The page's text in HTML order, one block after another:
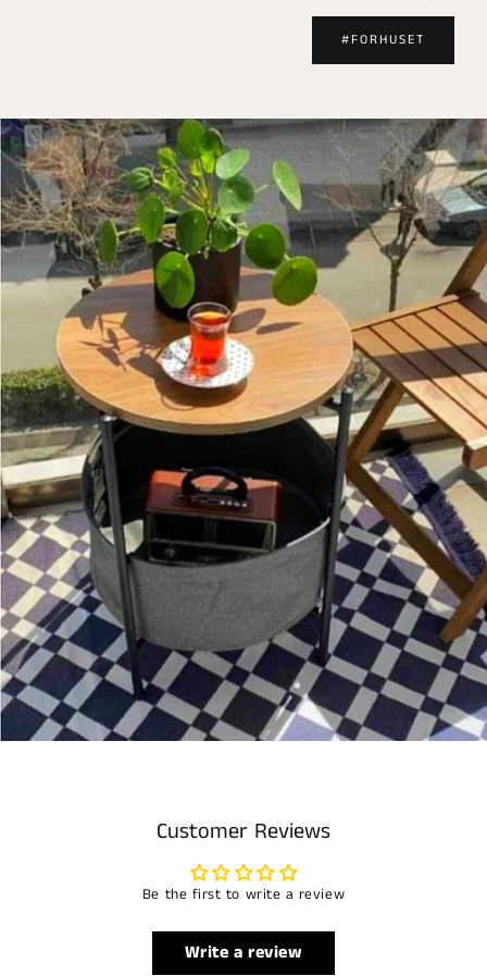
#FORHUSET
Customer Reviews
Be the first to write a review
Write a review